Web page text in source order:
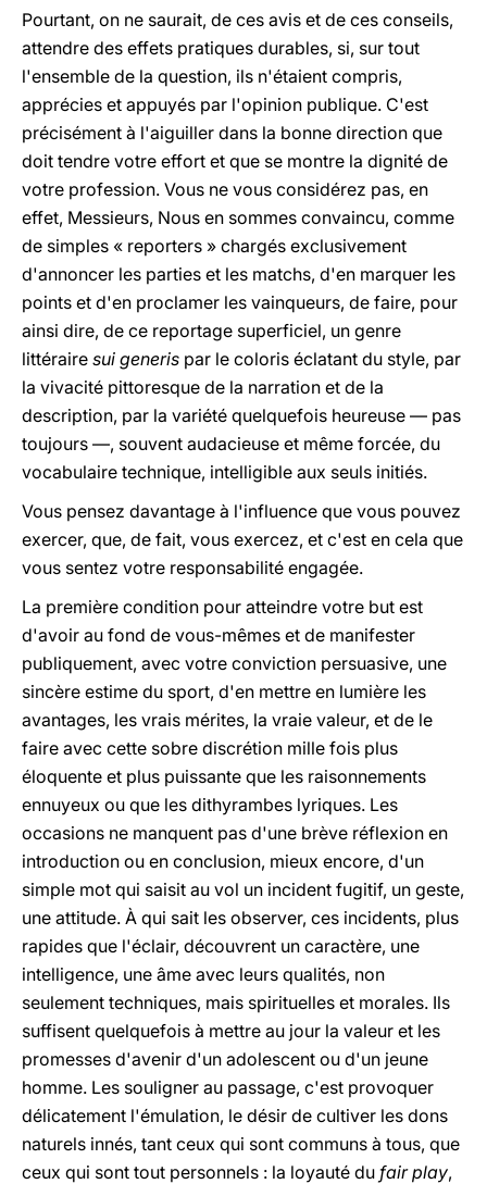
Pourtant, on ne saurait, de ces avis et de ces conseils,
attendre des effets pratiques durables, si, sur tout
l'ensemble de la question, ils n'étaient compris,
apprécies et appuyés par l'opinion publique. C'est
précisément à l'aiguiller dans la bonne direction que
doit tendre votre effort et que se montre la dignité de
votre profession. Vous ne vous considérez pas, en
effet, Messieurs, Nous en sommes convaincu, comme
de simples « reporters » chargés exclusivement
d'annoncer les parties et les matchs, d'en marquer les
points et d'en proclamer les vainqueurs, de faire, pour
ainsi dire, de ce reportage superficiel, un genre
littéraire sui generis par le coloris éclatant du style, par
la vivacité pittoresque de la narration et de la
description, par la variété quelquefois heureuse — pas
toujours —, souvent audacieuse et même forcée, du
vocabulaire technique, intelligible aux seuls initiés.
Vous pensez davantage à l'influence que vous pouvez
exercer, que, de fait, vous exercez, et c'est en cela que
vous sentez votre responsabilité engagée.
La première condition pour atteindre votre but est
d'avoir au fond de vous-mêmes et de manifester
publiquement, avec votre conviction persuasive, une
sincère estime du sport, d'en mettre en lumière les
avantages, les vrais mérites, la vraie valeur, et de le
faire avec cette sobre discrétion mille fois plus
éloquente et plus puissante que les raisonnements
ennuyeux ou que les dithyrambes lyriques. Les
occasions ne manquent pas d'une brève réflexion en
introduction ou en conclusion, mieux encore, d'un
simple mot qui saisit au vol un incident fugitif, un geste,
une attitude. À qui sait les observer, ces incidents, plus
rapides que l'éclair, découvrent un caractère, une
intelligence, une âme avec leurs qualités, non
seulement techniques, mais spirituelles et morales. Ils
suffisent quelquefois à mettre au jour la valeur et les
promesses d'avenir d'un adolescent ou d'un jeune
homme. Les souligner au passage, c'est provoquer
délicatement l'émulation, le désir de cultiver les dons
naturels innés, tant ceux qui sont communs à tous, que
ceux qui sont tout personnels : la loyauté du fair play,